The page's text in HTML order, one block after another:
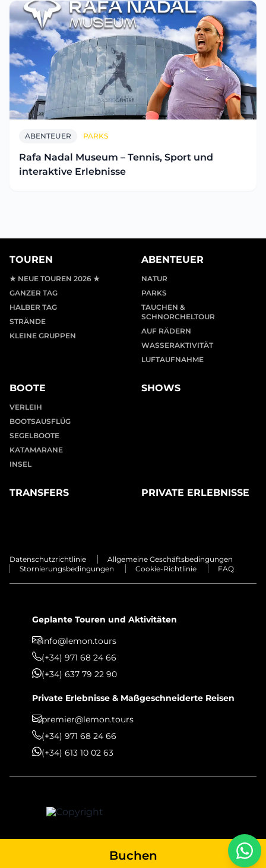
ABENTEUER PARKS
Rafa Nadal Museum – Tennis, Sport und
interaktive Erlebnisse
Buchen
TOUREN
★ NEUE TOUREN 2026 ★
GANZER TAG
HALBER TAG
STRÄNDE
KLEINE GRUPPEN
ABENTEUER
NATUR
PARKS
TAUCHEN &
SCHNORCHELTOUR
AUF RÄDERN
WASSERAKTIVITÄT
LUFTAUFNAHME
BOOTE
VERLEIH
BOOTSAUSFLÜG
SEGELBOOTE
KATAMARANE
INSEL
SHOWS
TRANSFERS PRIVATE ERLEBNISSE
Datenschutzrichtlinie
Allgemeine Geschäftsbedingungen
Stornierungsbedingungen
Cookie-Richtlinie FAQ
Geplante Touren und Aktivitäten
info@lemon.tours
(+34) 971 68 24 66
(+34) 637 79 22 90
Private Erlebnisse & Maßgeschneiderte Reisen
premier@lemon.tours
(+34) 971 68 24 66
(+34) 613 10 02 63